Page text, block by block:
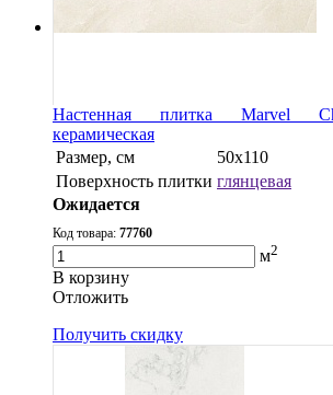
Настенная плитка Marvel
керамическая
Размер, см
50x110
Поверхность плитки глянцевая
Ожидается
Код товара: 77760
м2
В корзину
Oтложить
Получить скидку